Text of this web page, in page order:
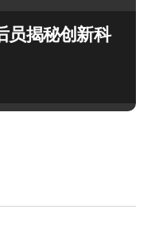
员揭秘创新科